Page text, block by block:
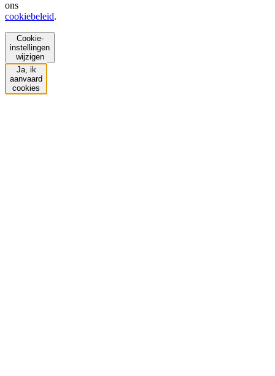
ons
cookiebeleid.
Cookie-
instellingen
wijzigen
Ja, ik
aanvaard
cookies